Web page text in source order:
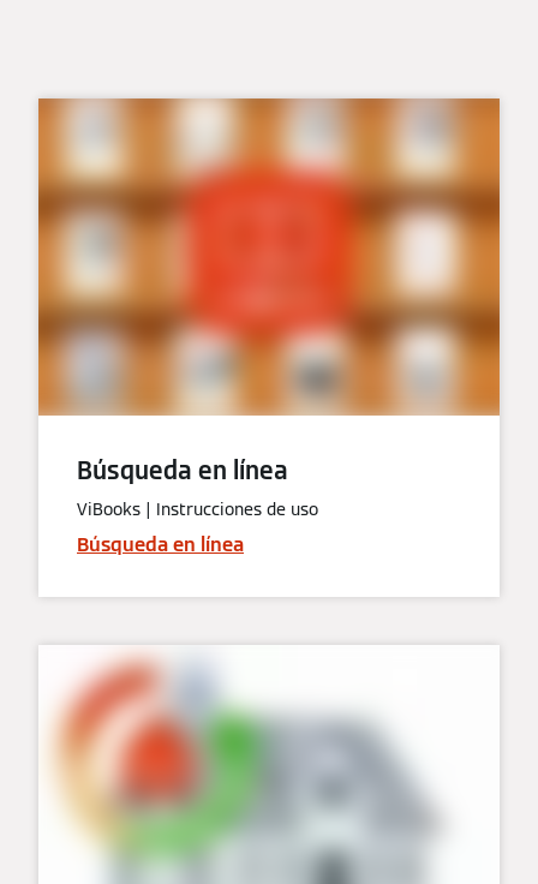
Búsqueda en línea
ViBooks | Instrucciones de uso
Búsqueda en línea